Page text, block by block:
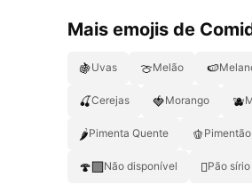
Mais emojis de
🍇Uvas 🍈Melão 🍉
🍒Cerejas 🍓Morango 🫐
🌶Pimenta Quente 🫑 Pimentão
🍄‍🟫Não disponível 🫜Pão sírio